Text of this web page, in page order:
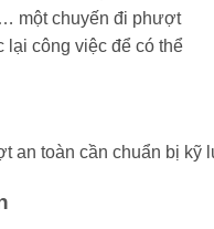
một chuyến đi phượt
lại công việc để có thể
an toàn cần chuẩn bị kỹ